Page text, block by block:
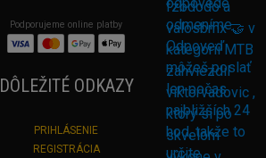
Podporujeme online platby
DÔLEŽITÉ ODKAZY
PRIHLÁSENIE
REGISTRÁCIA